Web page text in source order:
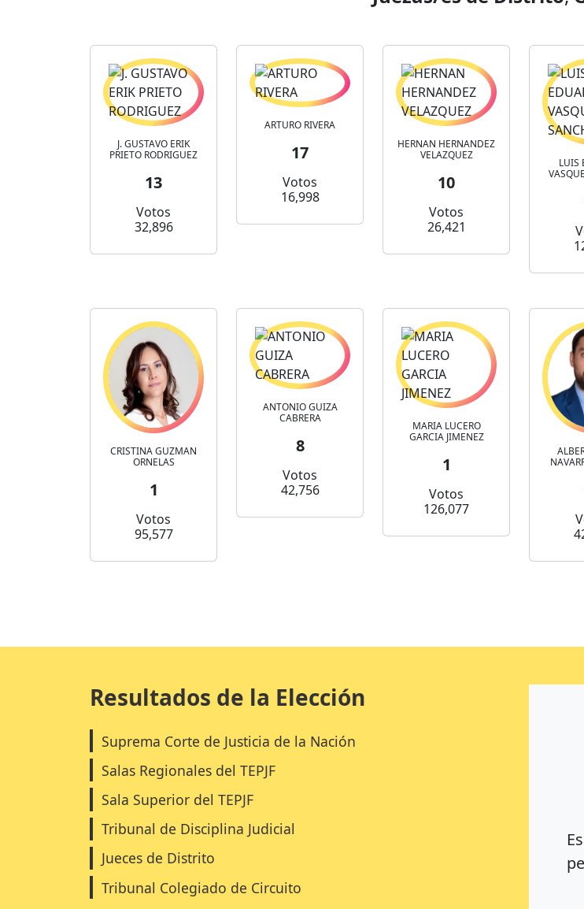
J. GUSTAVO ERIK
PRIETO RODRIGUEZ
13
Votos
32,896
ARTURO RIVERA
17
Votos
16,998
HERNAN HERNANDEZ
VELAZQUEZ
10
Votos
26,421
LUIS
CRISTINA GUZMAN
ORNELAS
1
Votos
95,577
ANTONIO GUIZA
CABRERA
8
Votos
42,756
MARIA LUCERO
GARCIA JIMENEZ
1
Votos
126,077
Resultados de la Elección
Suprema Corte de Justicia de la Nación
Salas Regionales del TEPJF
Sala Superior del TEPJF
Tribunal de Disciplina Judicial
Jueces de Distrito
Tribunal Colegiado de Circuito